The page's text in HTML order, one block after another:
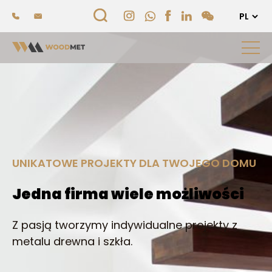
UNIKATOWE PROJEKTY DLA TWOJEGO DOMU
Jedna firma wiele możliwości
Z pasją tworzymy indywidualne projekty z
metalu drewna i szkła.